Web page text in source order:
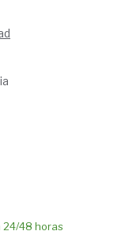
24/48 horas